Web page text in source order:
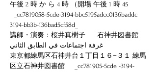
午後 2 時 か ら 4 時 （開場 午後 1 時 45
_cc7819058-5cde-3194-bbc5195adcc0136baddc
3194-bb3b-136bad5cf58d_
講師・演奏：桜井真樹子      石神井図書館
غرفة اجتماعات في الطابق الثاني
東京都練馬区石神井台１丁目１６−３１ 練馬
区立石神井図書館     _cc781905-5cde -3194-